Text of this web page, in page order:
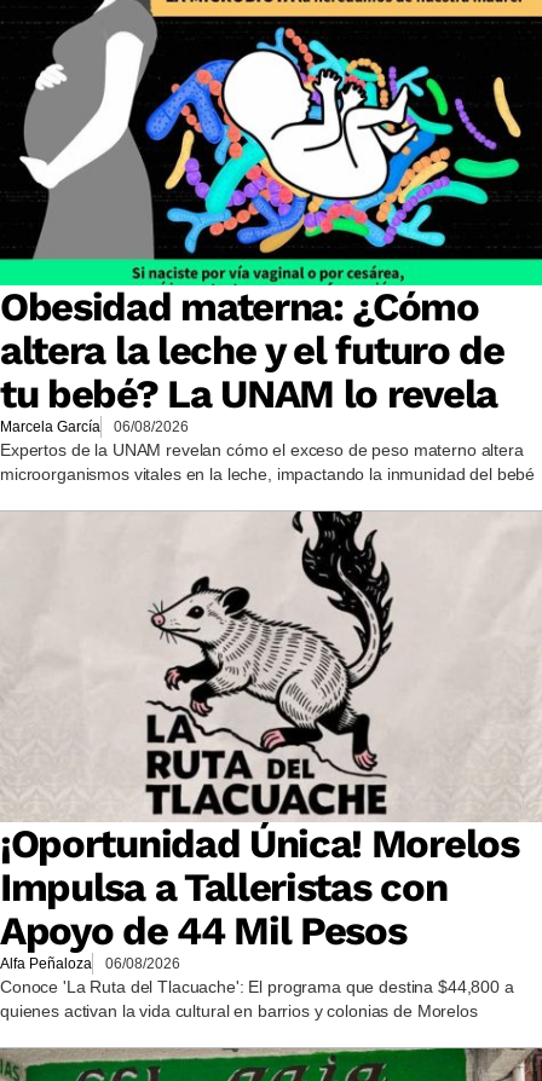
Obesidad materna: ¿Cómo
altera la leche y el futuro de
tu bebé? La UNAM lo revela
Marcela García 06/08/2026
Expertos de la UNAM revelan cómo el exceso de peso materno altera
microorganismos vitales en la leche, impactando la inmunidad del bebé
¡Oportunidad Única! Morelos
Impulsa a Talleristas con
Apoyo de 44 Mil Pesos
Alfa Peñaloza 06/08/2026
Conoce 'La Ruta del Tlacuache': El programa que destina $44,800 a
quienes activan la vida cultural en barrios y colonias de Morelos